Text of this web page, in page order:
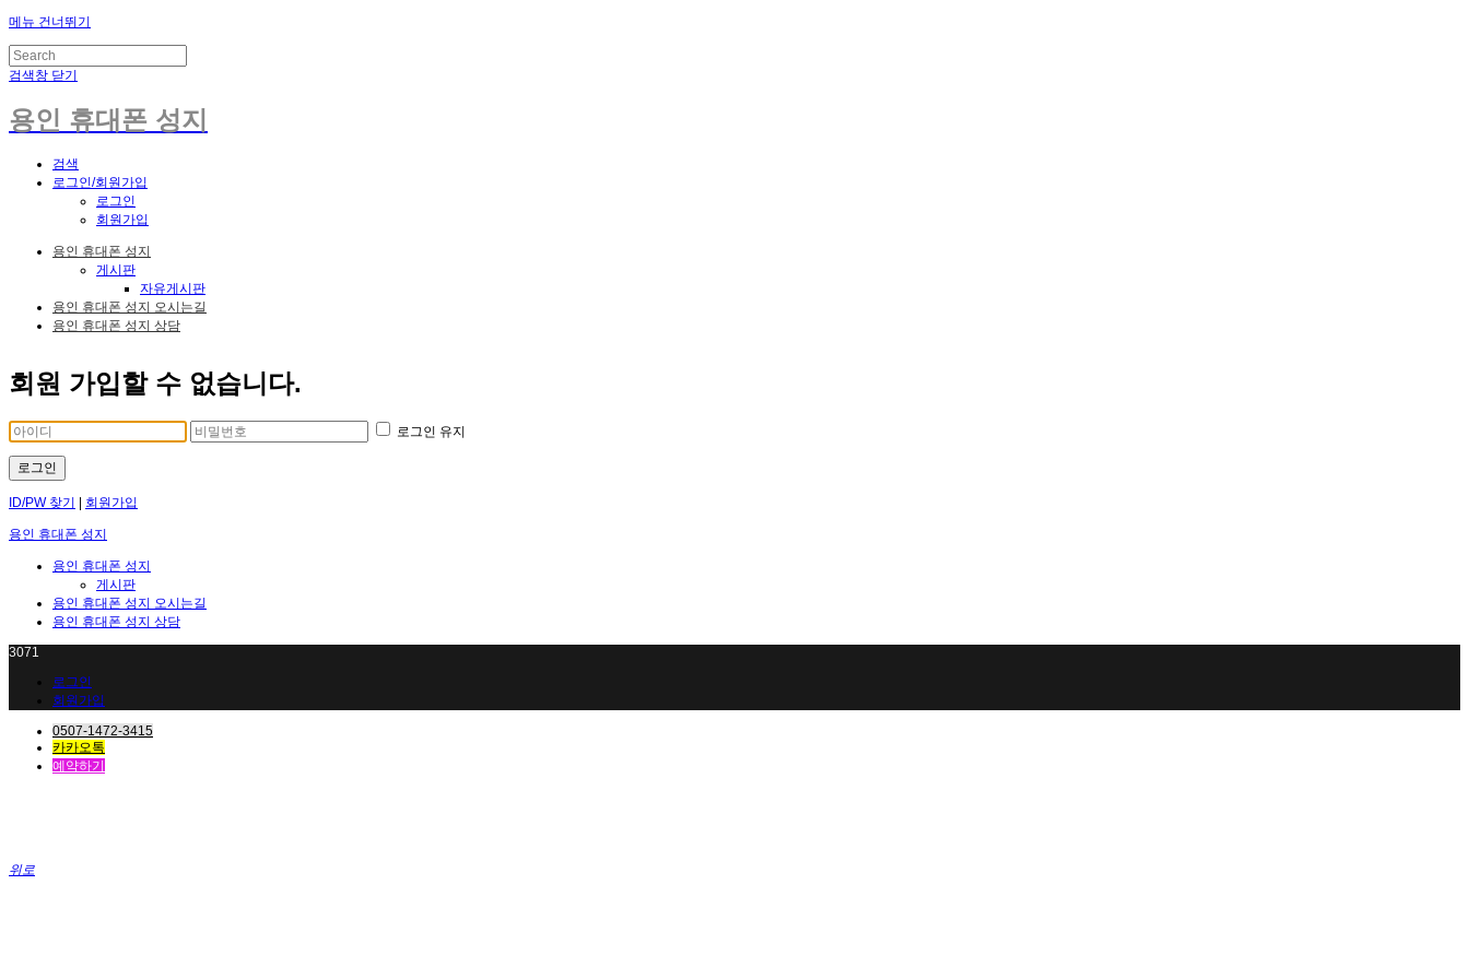
메뉴 건너뛰기
검색창 닫기
용인 휴대폰 성지
검색
로그인/회원가입
로그인
회원가입
용인 휴대폰 성지
게시판
자유게시판
용인 휴대폰 성지 오시는길
용인 휴대폰 성지 상담
회원 가입할 수 없습니다.
로그인 유지
로그인
ID/PW 찾기 회원가입
용인 휴대폰 성지
용인 휴대폰 성지
게시판
용인 휴대폰 성지 오시는길
용인 휴대폰 성지 상담
3071
로그인
회원가입
0507-1472-3415
카카오톡
예약하기
위로